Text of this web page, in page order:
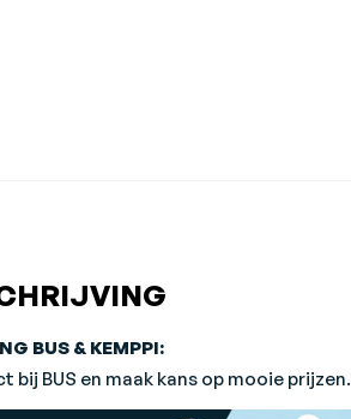
BUS & KEMPPI:
bij BUS en maak kans op mooie prijzen.